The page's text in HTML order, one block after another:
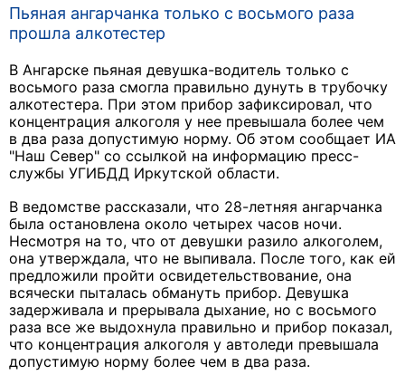
Пьяная ангарчанка только с восьмого раза
прошла алкотестер
В Ангарске пьяная девушка-водитель только с
восьмого раза смогла правильно дунуть в трубочку
алкотестера. При этом прибор зафиксировал, что
концентрация алкоголя у нее превышала более чем
в два раза допустимую норму. Об этом сообщает ИА
"Наш Север" со ссылкой на информацию пресс-
службы УГИБДД Иркутской области.
В ведомстве рассказали, что 28-летняя ангарчанка
была остановлена около четырех часов ночи.
Несмотря на то, что от девушки разило алкоголем,
она утверждала, что не выпивала. После того, как ей
предложили пройти освидетельствование, она
всячески пыталась обмануть прибор. Девушка
задерживала и прерывала дыхание, но с восьмого
раза все же выдохнула правильно и прибор показал,
что концентрация алкоголя у автоледи превышала
допустимую норму более чем в два раза.